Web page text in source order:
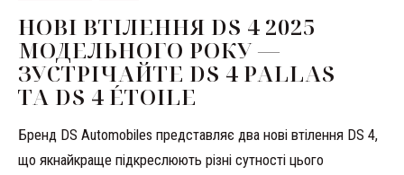
НОВІ ВТІЛЕННЯ DS 4 2025
МОДЕЛЬНОГО РОКУ —
ЗУСТРІЧАЙТЕ DS 4 PALLAS
ТА DS 4 ÉTOILE
Бренд DS Automobiles представляє два нові втілення DS 4,
що якнайкраще підкреслюють різні сутності цього